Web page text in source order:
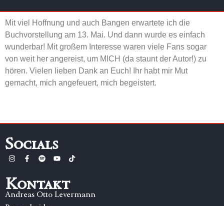
Mit viel Hoffnung und auch Bangen erwartete ich die
Buchvorstellung am 13. Mai. Und dann wurde es einfach
wunderbar! Mit großem Interesse waren viele Fans sogar
von weit her angereist, um MICH (da staunt der Autor!) zu
hören. Vielen lieben Dank an Euch! Ihr habt mir Mut
gemacht, mich angefeuert, mich begeistert.
Socials
Kontakt
Andreas Otto Levermann